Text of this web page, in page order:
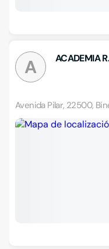
A ACADEMIA
Avenida Pilar, 22500,